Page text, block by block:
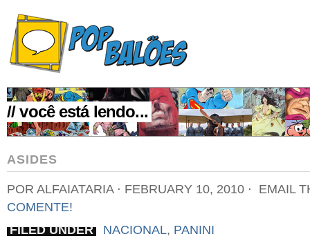
// você está lendo...
ASIDES
POR ALFAIATARIA ⋅ FEBRUARY 10, 2010 ⋅
EMAIL
COMENTE!
FILED UNDER
NACIONAL, PANINI